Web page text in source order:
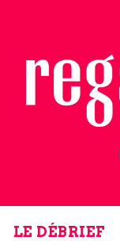
LE DÉBRIEF